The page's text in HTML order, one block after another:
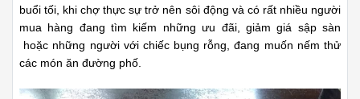
buổi tối, khi chợ thực sự trở nên sôi động và có rất nhiều người
mua hàng đang tìm kiếm những ưu đãi, giảm giá sập sàn
hoặc những người với chiếc bụng rỗng, đang muốn nếm thử
các món ăn đường phố.